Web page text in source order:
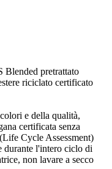
Blended pretrattato
riciclato certificato
e della qualità,
certificata senza
Cycle Assessment)
durante l'intero ciclo di
non lavare a secco